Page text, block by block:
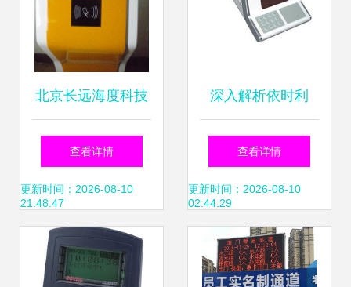
北京长远海度科技
幼儿园立式多媒体
接送机系统价格优
化方案
查看详情
更新时间：2026-08-10
21:48:47
深入解析依时利
ER-691C考勤门禁
功能与应用的全面
洞察
查看详情
更新时间：2026-08-10
02:44:29